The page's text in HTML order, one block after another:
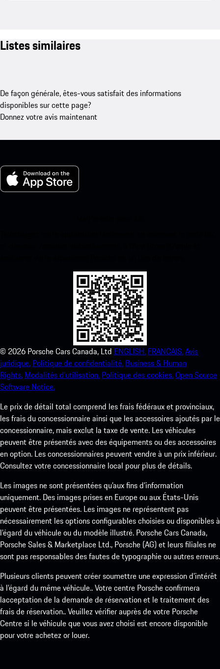
Listes similaires
De façon générale, êtes-vous satisfait des informations
disponibles sur cette page?
Donnez votre avis maintenant
© 2026 Porsche Cars Canada, Ltd ENGLISH. FRANCAIS.Avis
juridique. Politique de confidentialité. Business & Human
Rights. Modalités d’utilisation. Politique des cookies.Open Source
Software Notice.
Le prix de détail total comprend les frais fédéraux et provinciaux,
les frais du concessionnaire ainsi que les accessoires ajoutés par le
concessionnaire, mais exclut la taxe de vente. Les véhicules
peuvent être présentés avec des équipements ou des accessoires
en option. Les concessionnaires peuvent vendre à un prix inférieur.
Consultez votre concessionnaire local pour plus de détails.
Les images ne sont présentées qu’aux fins d’information
uniquement. Des images prises en Europe ou aux États-Unis
peuvent être présentées. Les images ne représentent pas
nécessairement les options configurables choisies ou disponibles à
l’égard du véhicule ou du modèle illustré. Porsche Cars Canada,
Porsche Sales & Marketplace Ltd., Porsche (AG) et leurs filiales ne
sont pas responsables des fautes de typographie ou autres erreurs.
Plusieurs clients peuvent créer soumettre une expression d’intérêt
à l’égard du même véhicule.. Votre centre Porsche confirmera
lacceptation de la demande de réservation et le traitement des
frais de réservation.. Veuillez vérifier auprès de votre Porsche
Centre si le véhicule que vous avez choisi est encore disponible
pour votre achetez or louer.